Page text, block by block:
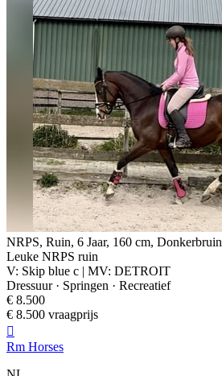
NRPS, Ruin, 6 Jaar, 160 cm, Donkerbruin
Leuke NRPS ruin
V: Skip blue c | MV: DETROIT
Dressuur · Springen · Recreatief
€ 8.500
€ 8.500 vraagprijs

Rm Horses